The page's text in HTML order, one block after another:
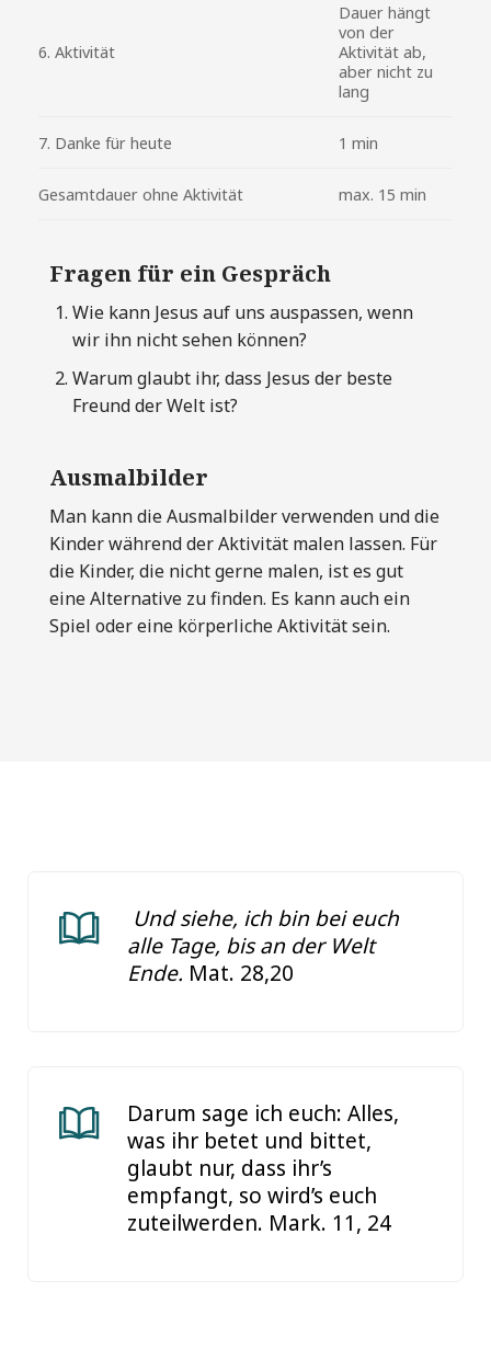
6. Aktivität
Dauer hängt
von der
Aktivität ab,
aber nicht zu
lang
7. Danke für heute 1 min
Gesamtdauer ohne Aktivität max. 15 min
Fragen für ein Gespräch
Wie kann Jesus auf uns auspassen, wenn
wir ihn nicht sehen können?
Warum glaubt ihr, dass Jesus der beste
Freund der Welt ist?
Ausmalbilder
Man kann die Ausmalbilder verwenden und die
Kinder während der Aktivität malen lassen. Für
die Kinder, die nicht gerne malen, ist es gut
eine Alternative zu finden. Es kann auch ein
Spiel oder eine körperliche Aktivität sein.
Und siehe, ich bin bei euch
alle Tage, bis an der Welt
Ende. Mat. 28,20
Darum sage ich euch: Alles,
was ihr betet und bittet,
glaubt nur, dass ihr’s
empfangt, so wird’s euch
zuteilwerden. Mark. 11, 24